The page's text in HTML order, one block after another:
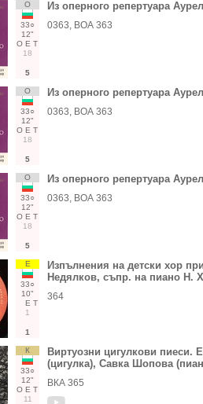
О
33○
12"
О Е Т
18
5
Из оперного репертуара
0363, ВОА 363
О
33○
12"
О Е Т
18
5
Из оперного репертуара
0363, ВОА 363
О
33○
12"
О Е Т
18
5
Из оперного репертуара
0363, ВОА 363
Е
33○
10"
Е Т
1
1
Изпълнения на детски хор
Недялков, съпр. на пиано Н.
364
К
33○
12"
О Е Т
11
Виртуозни цигулкови пиеси.
(цигулка), Савка Шопова
ВКА 365